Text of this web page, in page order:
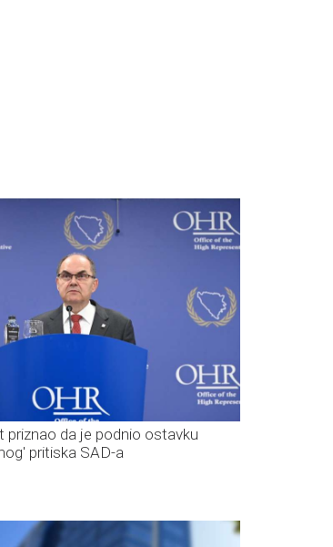
priznao da je podnio ostavku
pritiska SAD-a